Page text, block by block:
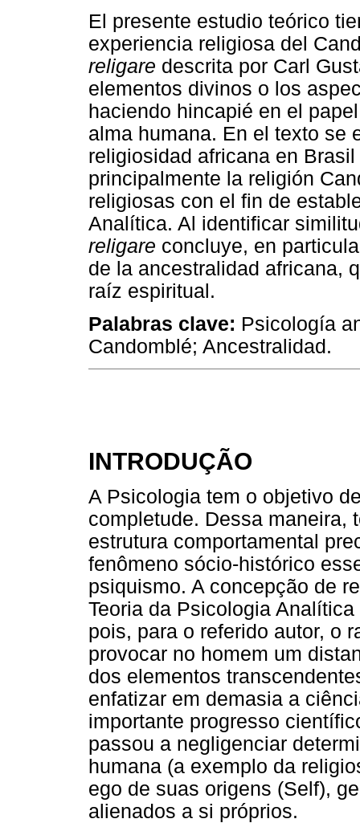
El presente estudio teórico
experiencia religiosa del
religare descrita por Carl
elementos divinos o los
haciendo hincapié en el
alma humana. En el texto se
religiosidad africana en
principalmente la religión
religiosas con el fin de
Analítica. Al identificar
religare concluye, en
de la ancestralidad africana,
raíz espiritual.
Palabras clave: Psicología
Candomblé; Ancestralidad.
INTRODUÇÃO
A Psicologia tem o objetivo
completude. Dessa maneira,
estrutura comportamental
fenômeno sócio-histórico
psiquismo. A concepção de
Teoria da Psicologia
pois, para o referido autor, o
provocar no homem um
dos elementos
enfatizar em demasia a
importante progresso
passou a negligenciar
humana (a exemplo da
ego de suas origens (Self),
alienados a si próprios.